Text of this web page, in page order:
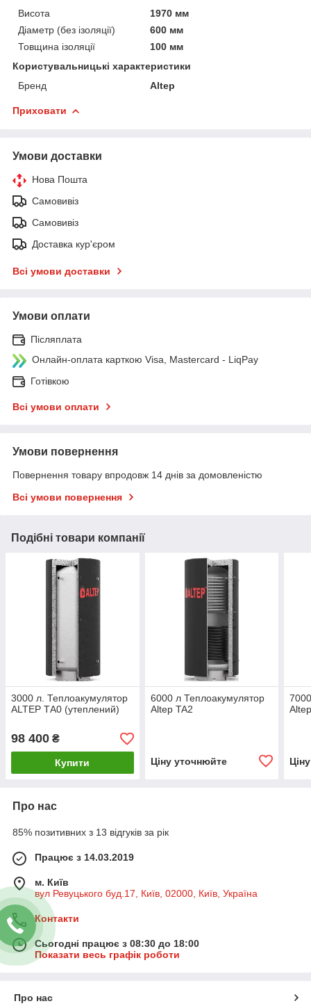
Висота
1970 мм
Діаметр (без ізоляції)
600 мм
Товщина ізоляції
100 мм
Користувальницькі характеристики
Бренд
Altep
Приховати
Умови доставки
Нова Пошта
Самовивіз
Самовивіз
Доставка кур'єром
Всі умови доставки
Умови оплати
Післяплата
Онлайн-оплата карткою Visa, Mastercard - LiqPay
Готівкою
Всі умови оплати
Умови повернення
Повернення товару впродовж 14 днів за домовленістю
Всі умови повернення
Подібні товари компанії
3000 л. Теплоакумулятор
ALTEP ТА0 (утеплений)
98 400 ₴
Купити
6000 л Теплоакумулятор
Altep TA2
Ціну уточнюйте
Про нас
85% позитивних з 13 відгуків за рік
Працює з 14.03.2019
м. Київ
вул Ревуцького буд.17, Київ, 02000, Київ, Україна
Контакти
Сьогодні працює з 08:30 до 18:00
Показати весь графік роботи
Про нас